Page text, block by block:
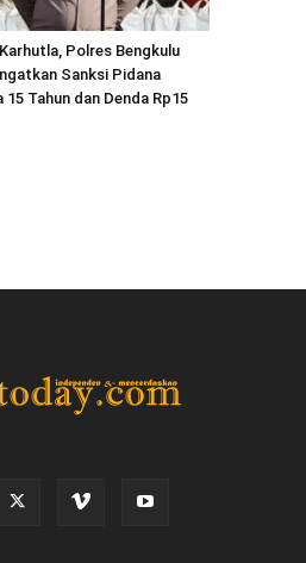
Polres Bengkulu
Sanksi Pidana
15 Tahun dan Denda Rp15